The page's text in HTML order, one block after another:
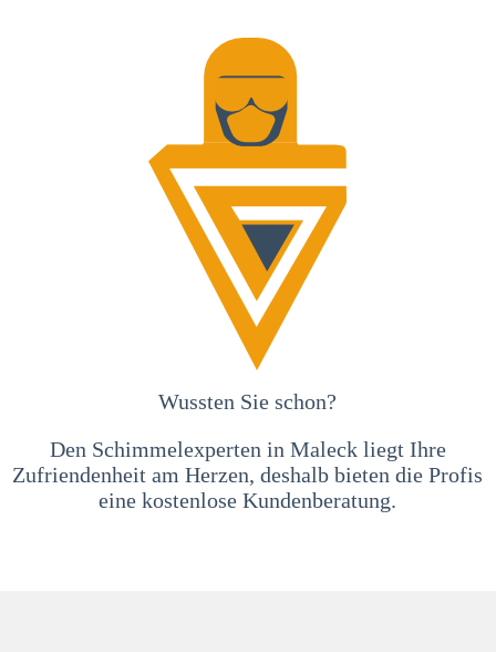
Wussten Sie schon?
Den Schimmelexperten in Maleck liegt Ihre
Zufriendenheit am Herzen, deshalb bieten die Profis
eine kostenlose Kundenberatung.